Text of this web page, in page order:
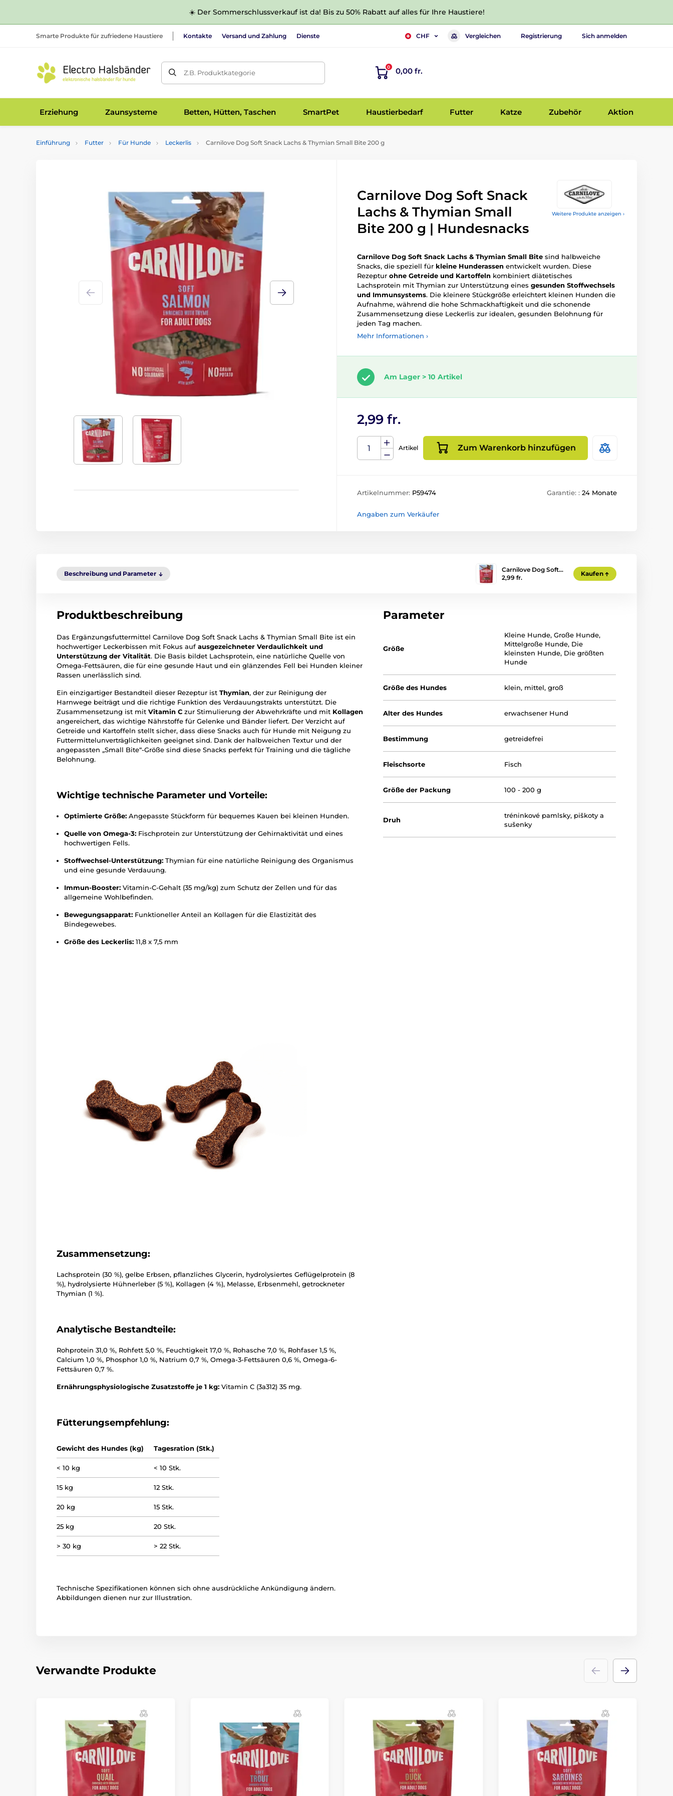
☀️ Der Sommerschlussverkauf ist da! Bis zu 50% Rabatt auf alles für Ihre Haustiere!
Smarte Produkte für zufriedene Haustiere Kontakte Versand und Zahlung Dienste CHF Vergleichen Registrierung Sich anmelden
Z.B. Produktkategorie
0 0,00 fr.
Erziehung Zaunsysteme Betten, Hütten, Taschen SmartPet Haustierbedarf Futter Katze Zubehör Aktion
Einführung Futter Für Hunde Leckerlis Carnilove Dog Soft Snack Lachs & Thymian Small Bite 200 g
Weitere Produkte anzeigen ›
Carnilove Dog Soft Snack
Lachs & Thymian Small
Bite 200 g | Hundesnacks
Carnilove Dog Soft Snack Lachs & Thymian Small Bite sind halbweiche
Snacks, die speziell für kleine Hunderassen entwickelt wurden. Diese
Rezeptur ohne Getreide und Kartoffeln kombiniert diätetisches
Lachsprotein mit Thymian zur Unterstützung eines gesunden Stoffwechsels
und Immunsystems. Die kleinere Stückgröße erleichtert kleinen Hunden die
Aufnahme, während die hohe Schmackhaftigkeit und die schonende
Zusammensetzung diese Leckerlis zur idealen, gesunden Belohnung für
jeden Tag machen.
Mehr Informationen ›
Am Lager > 10 Artikel
2,99 fr.
Artikel Zum Warenkorb hinzufügen
Artikelnummer: P59474 Garantie: : 24 Monate
Angaben zum Verkäufer
Beschreibung und Parameter
Carnilove Dog Soft…
2,99 fr.
Kaufen
Produktbeschreibung
Das Ergänzungsfuttermittel Carnilove Dog Soft Snack Lachs & Thymian Small Bite ist ein
hochwertiger Leckerbissen mit Fokus auf ausgezeichneter Verdaulichkeit und
Unterstützung der Vitalität. Die Basis bildet Lachsprotein, eine natürliche Quelle von
Omega-Fettsäuren, die für eine gesunde Haut und ein glänzendes Fell bei Hunden kleiner
Rassen unerlässlich sind.
Ein einzigartiger Bestandteil dieser Rezeptur ist Thymian, der zur Reinigung der
Harnwege beiträgt und die richtige Funktion des Verdauungstrakts unterstützt. Die
Zusammensetzung ist mit Vitamin C zur Stimulierung der Abwehrkräfte und mit Kollagen
angereichert, das wichtige Nährstoffe für Gelenke und Bänder liefert. Der Verzicht auf
Getreide und Kartoffeln stellt sicher, dass diese Snacks auch für Hunde mit Neigung zu
Futtermittelunverträglichkeiten geeignet sind. Dank der halbweichen Textur und der
angepassten „Small Bite“-Größe sind diese Snacks perfekt für Training und die tägliche
Belohnung.
Wichtige technische Parameter und Vorteile:
Optimierte Größe: Angepasste Stückform für bequemes Kauen bei kleinen Hunden.
Quelle von Omega-3: Fischprotein zur Unterstützung der Gehirnaktivität und eines
hochwertigen Fells.
Stoffwechsel-Unterstützung: Thymian für eine natürliche Reinigung des Organismus
und eine gesunde Verdauung.
Immun-Booster: Vitamin-C-Gehalt (35 mg/kg) zum Schutz der Zellen und für das
allgemeine Wohlbefinden.
Bewegungsapparat: Funktioneller Anteil an Kollagen für die Elastizität des
Bindegewebes.
Größe des Leckerlis: 11,8 x 7,5 mm
Zusammensetzung:
Lachsprotein (30 %), gelbe Erbsen, pflanzliches Glycerin, hydrolysiertes Geflügelprotein (8
%), hydrolysierte Hühnerleber (5 %), Kollagen (4 %), Melasse, Erbsenmehl, getrockneter
Thymian (1 %).
Analytische Bestandteile:
Rohprotein 31,0 %, Rohfett 5,0 %, Feuchtigkeit 17,0 %, Rohasche 7,0 %, Rohfaser 1,5 %,
Calcium 1,0 %, Phosphor 1,0 %, Natrium 0,7 %, Omega-3-Fettsäuren 0,6 %, Omega-6-
Fettsäuren 0,7 %.
Ernährungsphysiologische Zusatzstoffe je 1 kg: Vitamin C (3a312) 35 mg.
Fütterungsempfehlung:
Gewicht des Hundes (kg) Tagesration (Stk.)
< 10 kg < 10 Stk.
15 kg 12 Stk.
20 kg 15 Stk.
25 kg 20 Stk.
> 30 kg > 22 Stk.
Technische Spezifikationen können sich ohne ausdrückliche Ankündigung ändern.
Abbildungen dienen nur zur Illustration.
Parameter
Größe
Kleine Hunde,Große Hunde,
Mittelgroße Hunde, Die
kleinsten Hunde, Die größten
Hunde
Größe des Hundes klein, mittel,groß
Alter des Hundes erwachsener Hund
Bestimmung getreidefrei
Fleischsorte Fisch
Größe der Packung 100 - 200 g
Druh
tréninkové pamlsky, piškoty a
sušenky
Verwandte Produkte